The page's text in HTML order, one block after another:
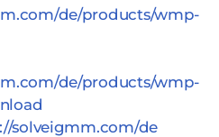
de/products/wmp-
de/products/wmp-
solveigmm.com/de